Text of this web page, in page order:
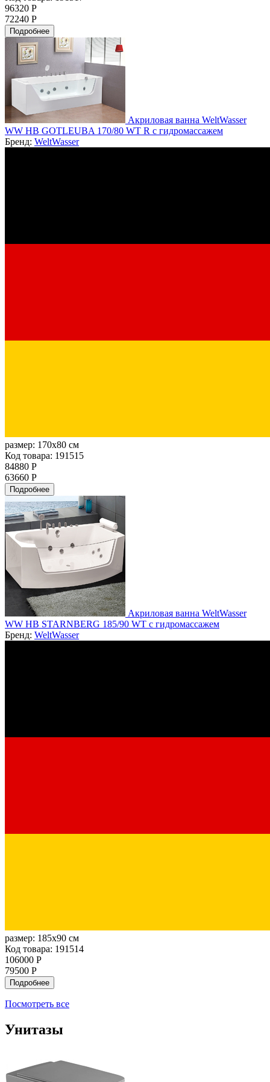
96320 Р
72240 Р
Подробнее
Акриловая ванна WeltWasser
WW HB GOTLEUBA 170/80 WT R с гидромассажем
Бренд: WeltWasser
размер: 170x80 см
Код товара: 191515
84880 Р
63660 Р
Подробнее
Акриловая ванна WeltWasser
WW HB STARNBERG 185/90 WT с гидромассажем
Бренд: WeltWasser
размер: 185x90 см
Код товара: 191514
106000 Р
79500 Р
Подробнее
Посмотреть все
Унитазы